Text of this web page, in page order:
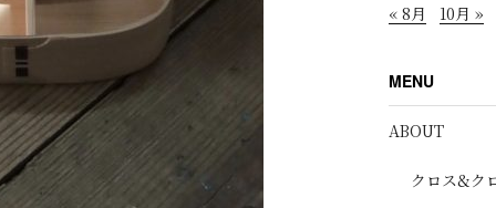
« 8月
10月 »
MENU
ABOUT
クロス&ク